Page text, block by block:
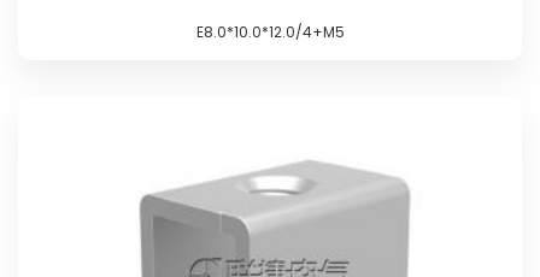
E8.0*10.0*12.0/4+M5